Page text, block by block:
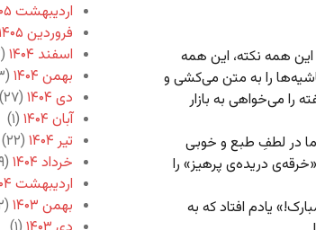
همه نکته، این همه
را به متن می‌کشی و
را می‌خواهی به بازار
در لطفِ طبع و خوبی
دریده‌ی پرهیز» را
یادم افتاد که به
اردیبهشت ۱۴۰۵
فروردین ۱۴۰۵
اسفند ۱۴۰۴
(۱۲)
بهمن ۱۴۰۴
(۱۳)
دی ۱۴۰۴
(۲۷)
آبان ۱۴۰۴
(۱)
تیر ۱۴۰۴
(۲۲)
خرداد ۱۴۰۴
(۲۹)
اردیبهشت ۱۴۰۴
بهمن ۱۴۰۳
(۲)